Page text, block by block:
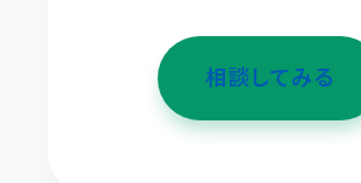
相談してみる